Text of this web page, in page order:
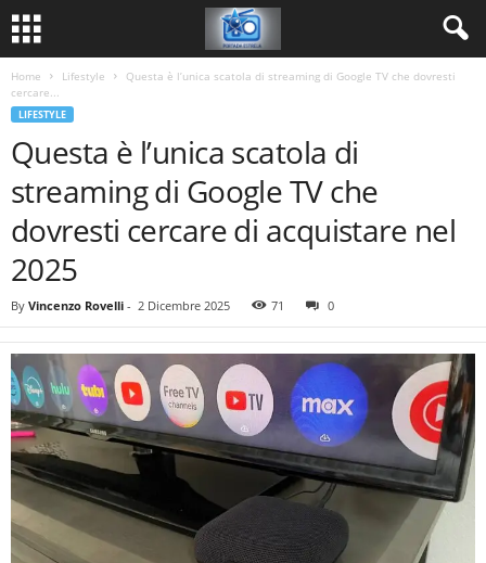
Home Lifestyle
Questa è l’unica scatola di streaming di Google TV che dovresti
cercare...
LIFESTYLE
Questa è l’unica scatola di
streaming di Google TV che
dovresti cercare di acquistare nel
2025
By Vincenzo Rovelli - 2 Dicembre 2025 71 0